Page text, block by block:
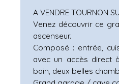
A VENDRE TOURNON
Venez découvrir ce
ascenseur.
Composé : entrée,
avec un accès direct
bain, deux belles